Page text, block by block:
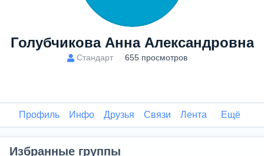
Голубчикова Анна Александровна
Стандарт 655 просмотров
Профиль Инфо Друзья Связи Лента Ещё
Избранные группы